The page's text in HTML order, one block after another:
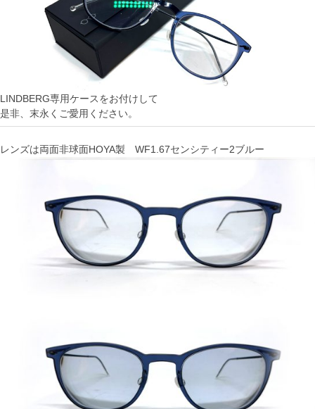
LINDBERG専用ケースをお付けして
是非、末永くご愛用ください。
レンズは両面非球面HOYA製 WF1.67センシティー2ブルー